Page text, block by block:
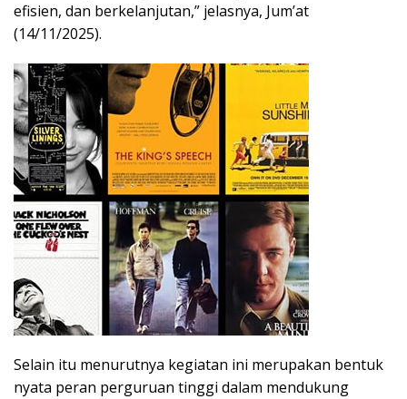
efisien, dan berkelanjutan,” jelasnya, Jum’at
(14/11/2025).
Selain itu menurutnya kegiatan ini merupakan bentuk
nyata peran perguruan tinggi dalam mendukung